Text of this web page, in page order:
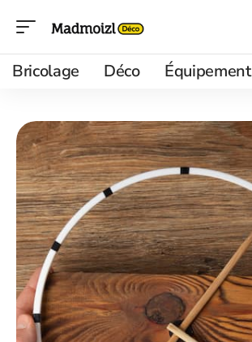
Bricolage Déco Équipement